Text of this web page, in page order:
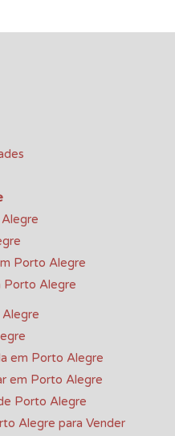
Porto Alegre
Porto Alegre
em Porto Alegre
em Porto Alegre
Porto Alegre
Alegre para Vender